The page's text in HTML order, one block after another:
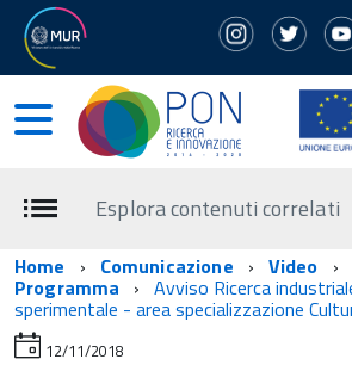
Esplora contenuti correlati
Home Comunicazione Video
Programma Avviso Ricerca
sperimentale - area specializzazione
12/11/2018